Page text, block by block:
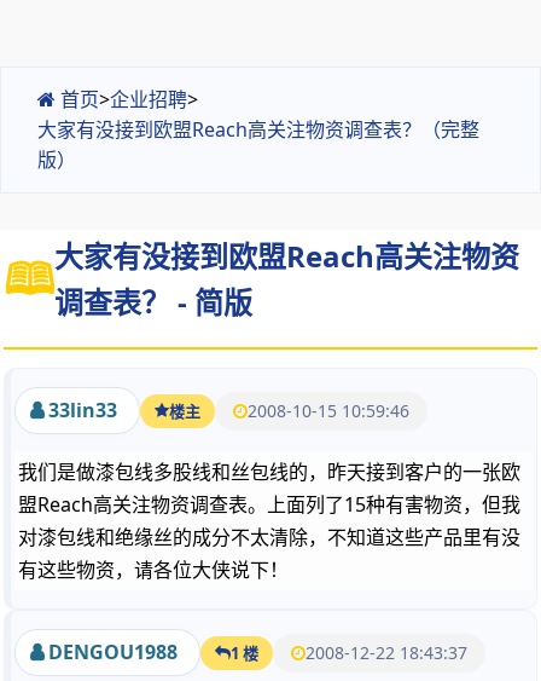
首页>企业招聘>
大家有没接到欧盟Reach高关注物资调查表？（完整
版）
大家有没接到欧盟Reach高关注物资
调查表？ - 简版
33lin33 楼主 2008-10-15 10:59:46
我们是做漆包线多股线和丝包线的，昨天接到客户的一张欧
盟Reach高关注物资调查表。上面列了15种有害物资，但我
对漆包线和绝缘丝的成分不太清除，不知道这些产品里有没
有这些物资，请各位大侠说下！
DENGOU1988 1 楼 2008-12-22 18:43:37